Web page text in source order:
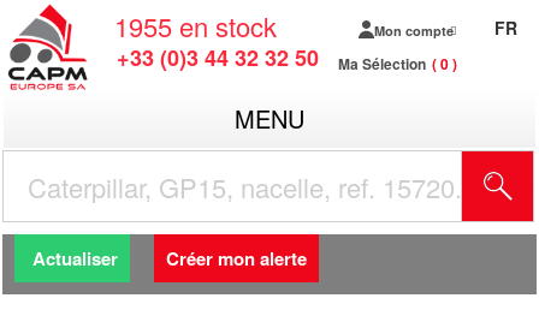
1955 en stock
+33 (0)3 44 32 32 50
Mon compte
Ma Sélection 0
FR
MENU
Actualiser Créer mon alerte